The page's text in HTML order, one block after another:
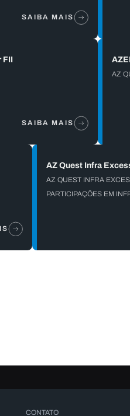
SAIBA MAIS
FII
SAIBA MAIS
AZ
AZ Quest Infra
AZ QUEST INFRA
PARTICIPAÇÕES EM
CONTATO